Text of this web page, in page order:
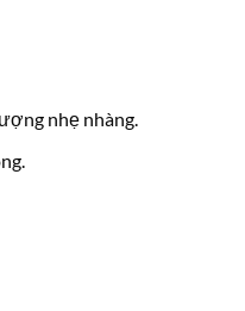
nhẹ nhàng.